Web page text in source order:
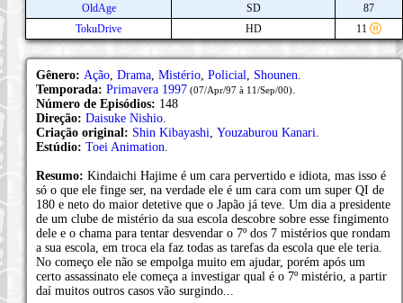
OldAge
SD
87
TokuDrive
HD 11
Gênero: Ação Drama Mistério Policial Shounen
Temporada: Primavera 1997 (07/Apr/97 à 11/Sep/00)
Número de Episódios: 148
Direção: Daisuke Nishio
Criação original: Shin Kibayashi Youzaburou Kanari
Estúdio: Toei Animation
Resumo: Kindaichi Hajime é um cara pervertido e idiota, mas isso é
só o que ele finge ser, na verdade ele é um cara com um super QI de
180 e neto do maior detetive que o Japão já teve. Um dia a presidente
de um clube de mistério da sua escola descobre sobre esse fingimento
dele e o chama para tentar desvendar o 7º dos 7 mistérios que rondam
a sua escola, em troca ela faz todas as tarefas da escola que ele teria.
No começo ele não se empolga muito em ajudar, porém após um
certo assassinato ele começa a investigar qual é o 7º mistério, a partir
daí muitos outros casos vão surgindo...